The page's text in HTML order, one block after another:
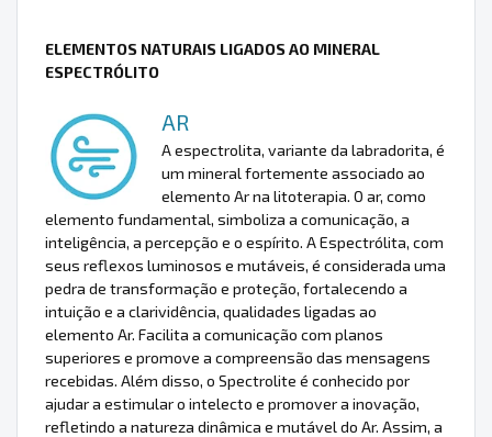
ELEMENTOS NATURAIS LIGADOS AO MINERAL
ESPECTRÓLITO
AR
A espectrolita, variante da labradorita, é
um mineral fortemente associado ao
elemento Ar na litoterapia. O ar, como
elemento fundamental, simboliza a comunicação, a
inteligência, a percepção e o espírito. A Espectrólita, com
seus reflexos luminosos e mutáveis, é considerada uma
pedra de transformação e proteção, fortalecendo a
intuição e a clarividência, qualidades ligadas ao
elemento Ar. Facilita a comunicação com planos
superiores e promove a compreensão das mensagens
recebidas. Além disso, o Spectrolite é conhecido por
ajudar a estimular o intelecto e promover a inovação,
refletindo a natureza dinâmica e mutável do Ar. Assim, a